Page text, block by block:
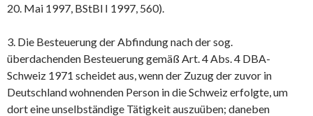
20. Mai 1997, BStBl I 1997, 560).
3. Die Besteuerung der Abfindung nach der sog.
überdachenden Besteuerung gemäß Art. 4 Abs. 4 DBA-
Schweiz 1971 scheidet aus, wenn der Zuzug der zuvor in
Deutschland wohnenden Person in die Schweiz erfolgte, um
dort eine unselbständige Tätigkeit auszuüben; daneben